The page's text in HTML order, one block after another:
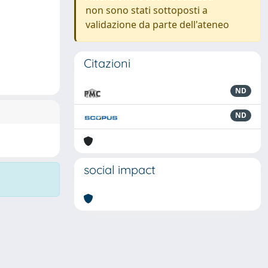
non sono stati sottoposti a
validazione da parte dell'ateneo
Citazioni
ND
ND
social impact